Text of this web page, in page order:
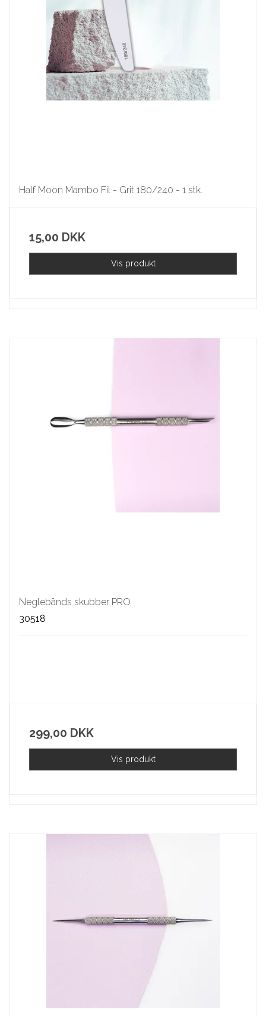
Half Moon Mambo Fil - Grit 180/240 - 1 stk.
15,00 DKK
Vis produkt
Neglebånds skubber PRO
30518
299,00 DKK
Vis produkt